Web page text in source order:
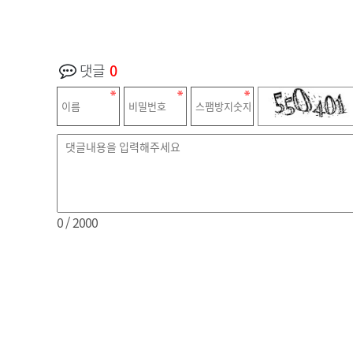
댓글 0
0/ 2000